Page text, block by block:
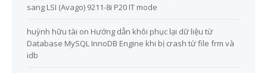
sang LSI (Avago) 9211-8i P20 IT mode
huỳnh hữu tài on Hướng dẫn khôi phục lại dữ liệu từ
Database MySQL InnoDB Engine khi bị crash từ file frm và
idb